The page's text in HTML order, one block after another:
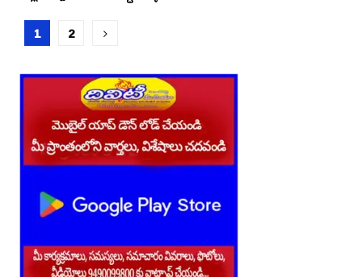
Posts
pagination
1 2